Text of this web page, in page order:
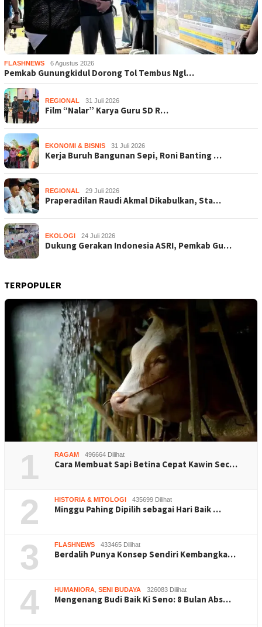
FLASHNEWS 6 Agustus 2026
Pemkab Gunungkidul Dorong Tol Tembus Ngl…
REGIONAL 31 Juli 2026
Film “Nalar” Karya Guru SD R…
EKONOMI & BISNIS 31 Juli 2026
Kerja Buruh Bangunan Sepi, Roni Banting …
REGIONAL 29 Juli 2026
Praperadilan Raudi Akmal Dikabulkan, Sta…
EKOLOGI 24 Juli 2026
Dukung Gerakan Indonesia ASRI, Pemkab Gu…
TERPOPULER
1 RAGAM 496664 Dilihat
Cara Membuat Sapi Betina Cepat Kawin Sec…
2 HISTORIA & MITOLOGI 435699 Dilihat
Minggu Pahing Dipilih sebagai Hari Baik …
3 FLASHNEWS 433465 Dilihat
Berdalih Punya Konsep Sendiri Kembangka…
4 HUMANIORA SENI BUDAYA 326083 Dilihat
Mengenang Budi Baik Ki Seno: 8 Bulan Abs…